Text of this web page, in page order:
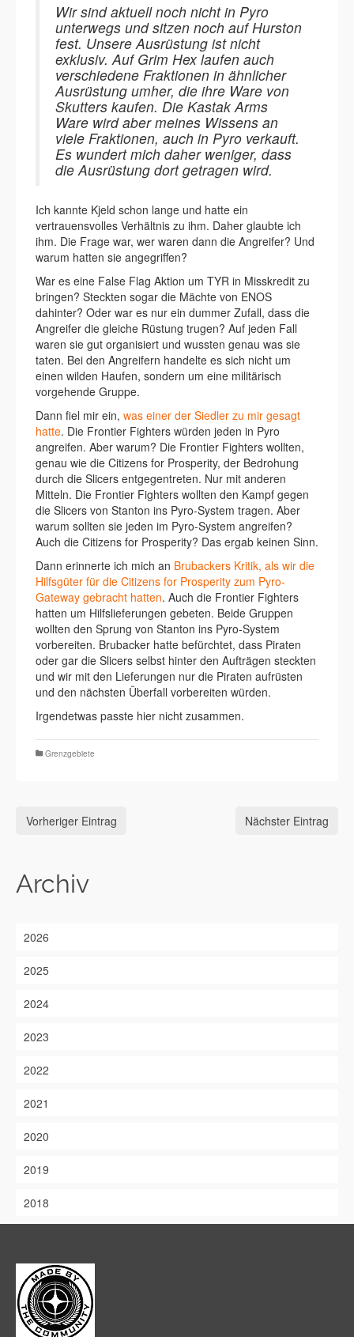
Wir sind aktuell noch nicht in Pyro
unterwegs und sitzen noch auf Hurston
fest. Unsere Ausrüstung ist nicht
exklusiv. Auf Grim Hex laufen auch
verschiedene Fraktionen in ähnlicher
Ausrüstung umher, die ihre Ware von
Skutters kaufen. Die Kastak Arms
Ware wird aber meines Wissens an
viele Fraktionen, auch in Pyro verkauft.
Es wundert mich daher weniger, dass
die Ausrüstung dort getragen wird.
Ich kannte Kjeld schon lange und hatte ein
vertrauensvolles Verhältnis zu ihm. Daher glaubte ich
ihm. Die Frage war, wer waren dann die Angreifer? Und
warum hatten sie angegriffen?
War es eine False Flag Aktion um TYR in Misskredit zu
bringen? Steckten sogar die Mächte von ENOS
dahinter? Oder war es nur ein dummer Zufall, dass die
Angreifer die gleiche Rüstung trugen? Auf jeden Fall
waren sie gut organisiert und wussten genau was sie
taten. Bei den Angreifern handelte es sich nicht um
einen wilden Haufen, sondern um eine militärisch
vorgehende Gruppe.
Dann fiel mir ein, was einer der Siedler zu mir gesagt
hatte. Die Frontier Fighters würden jeden in Pyro
angreifen. Aber warum? Die Frontier Fighters wollten,
genau wie die Citizens for Prosperity, der Bedrohung
durch die Slicers entgegentreten. Nur mit anderen
Mitteln. Die Frontier Fighters wollten den Kampf gegen
die Slicers von Stanton ins Pyro-System tragen. Aber
warum sollten sie jeden im Pyro-System angreifen?
Auch die Citizens for Prosperity? Das ergab keinen Sinn.
Dann erinnerte ich mich an Brubackers Kritik, als wir die
Hilfsgüter für die Citizens for Prosperity zum Pyro-
Gateway gebracht hatten. Auch die Frontier Fighters
hatten um Hilfslieferungen gebeten. Beide Gruppen
wollten den Sprung von Stanton ins Pyro-System
vorbereiten. Brubacker hatte befürchtet, dass Piraten
oder gar die Slicers selbst hinter den Aufträgen steckten
und wir mit den Lieferungen nur die Piraten aufrüsten
und den nächsten Überfall vorbereiten würden.
Irgendetwas passte hier nicht zusammen.
Grenzgebiete
Vorheriger Eintrag Nächster Eintrag
Archiv
2026
2025
2024
2023
2022
2021
2020
2019
2018